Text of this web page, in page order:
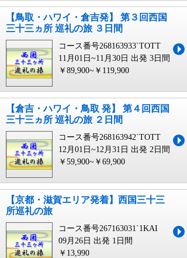
【鳥取・ハワイ・倉吉発】 第３回西国
三十三ヵ所 巡礼の旅 ３日間
コース番号268163933`TOTT
11月01日~11月30日 出発 3日間
￥89,900~￥119,900
【倉吉・ハワイ・鳥取 発】 第４回西国
三十三ヵ所 巡礼の旅 ２日間
コース番号268163942`TOTT
12月01日~12月31日 出発 2日間
￥59,900~￥69,900
【京都・滋賀エリア発着】西国三十三
所巡礼の旅
コース番号267163031`1KAI
09月26日 出発 1日間
￥13,990